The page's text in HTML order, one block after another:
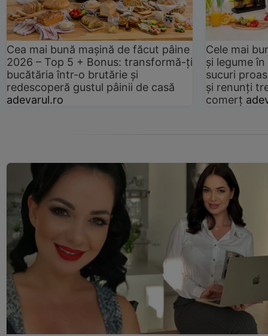
Cea mai bună mașină de făcut pâine
2026 – Top 5 + Bonus: transformă-ți
bucătăria într-o brutărie și
redescoperă gustul pâinii de casă
adevarul.ro
Cele mai
și legume
sucuri
și renunți
comerț